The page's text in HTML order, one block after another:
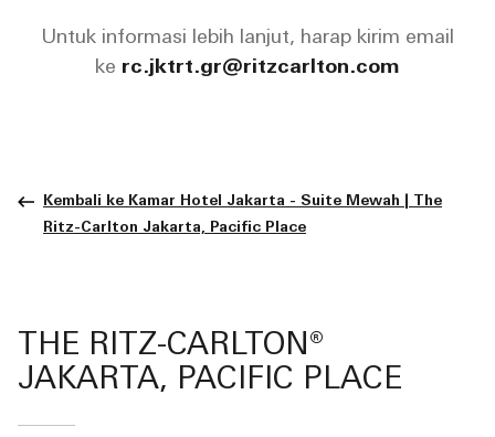
Untuk informasi lebih lanjut, harap kirim email
ke rc.jktrt.gr@ritzcarlton.com
Kembali ke Kamar Hotel Jakarta - Suite Mewah | The
Ritz-Carlton Jakarta, Pacific Place
THE RITZ-CARLTON®
JAKARTA, PACIFIC PLACE